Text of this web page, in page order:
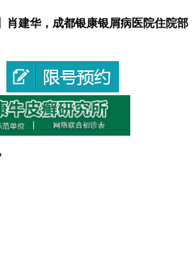
肖建华，成都银康银屑病医院住院部